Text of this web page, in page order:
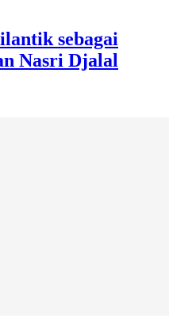
sebagai
Nasri Djalal